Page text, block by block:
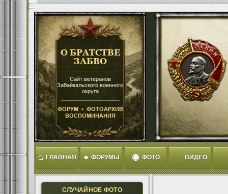
⌂ ГЛАВНАЯ ● ФОРУМЫ ◉ ФОТО ВИДЕО
СЛУЧАЙНОЕ ФОТО